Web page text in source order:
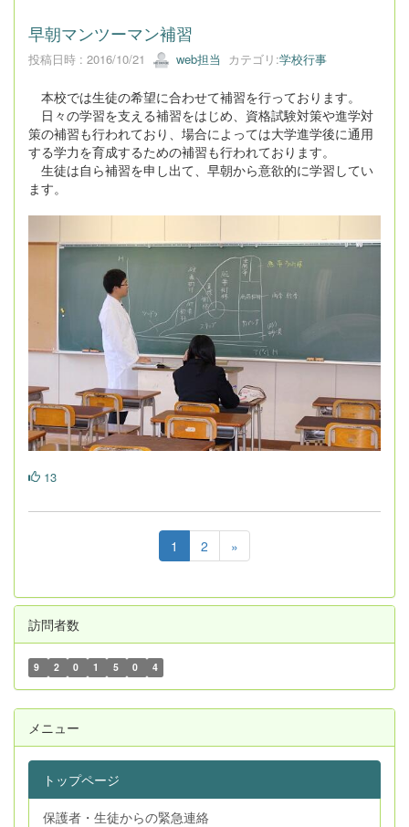
早朝マンツーマン補習
投稿日時 : 2016/10/21 web担当 カテゴリ:学校行事
本校では生徒の希望に合わせて補習を行っております。
日々の学習を支える補習をはじめ、資格試験対策や進学対
策の補習も行われており、場合によっては大学進学後に通用
する学力を育成するための補習も行われております。
生徒は自ら補習を申し出て、早朝から意欲的に学習してい
ます。
13
1 2 »
訪問者数
9 2 0 1 5 0 4
メニュー
トップページ
保護者・生徒からの緊急連絡